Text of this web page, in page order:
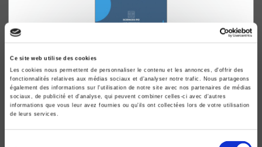
Ce site web utilise des cookies
Les cookies nous permettent de personnaliser le contenu et les annonces, d'offrir des
fonctionnalités relatives aux médias sociaux et d'analyser notre trafic. Nous partageons
également des informations sur l'utilisation de notre site avec nos partenaires de médias
sociaux, de publicité et d'analyse, qui peuvent combiner celles-ci avec d'autres
informations que vous leur avez fournies ou qu'ils ont collectées lors de votre utilisation
de leurs services.
Les Français contre l'Europe
Sylvain Brouard, Emiliano Grossman